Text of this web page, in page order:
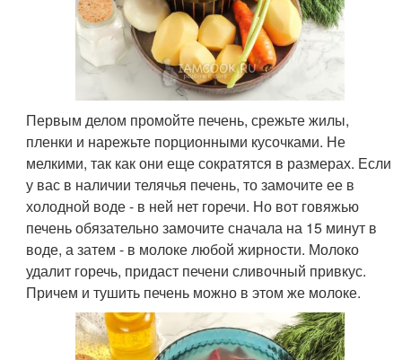
Первым делом промойте печень, срежьте жилы,
пленки и нарежьте порционными кусочками. Не
мелкими, так как они еще сократятся в размерах. Если
у вас в наличии телячья печень, то замочите ее в
холодной воде - в ней нет горечи. Но вот говяжью
печень обязательно замочите сначала на 15 минут в
воде, а затем - в молоке любой жирности. Молоко
удалит горечь, придаст печени сливочный привкус.
Причем и тушить печень можно в этом же молоке.